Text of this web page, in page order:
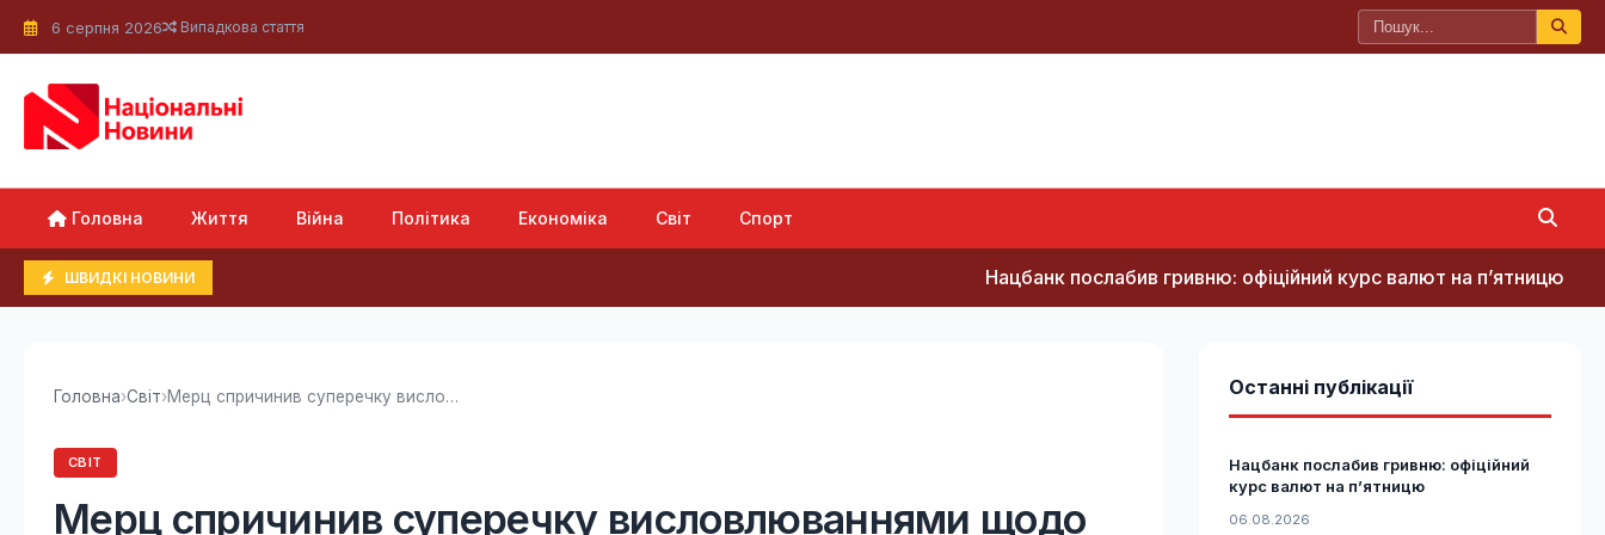
6 серпня 2026 Випадкова стаття
Головна Життя Війна Політика Економіка Світ Спорт
ШВИДКІ НОВИНИ Нацбанк послабив гривню: офіційний курс валют на п’ятницю В Румунії
Головна›Світ› Мерц спричинив суперечку висловлюваннями щодо...
СВІТ
Мерц спричинив суперечку висловлюваннями щодо
Останні публікації
Нацбанк послабив гривню: офіційний
курс валют на п’ятницю
06.08.2026